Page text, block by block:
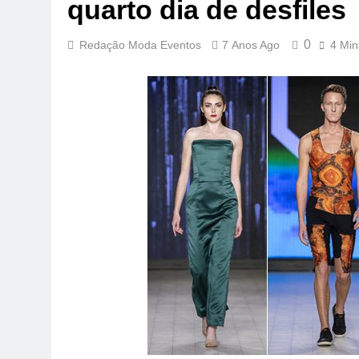
quarto dia de desfiles
Redação Moda Eventos 7 Anos Ago 0 4